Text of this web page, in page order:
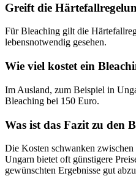
Greift die
Für Bleaching gilt die
lebensnotwendig gesehen.
Wie viel kostet ein
Im Ausland, zum Beispiel in
Bleaching bei 150 Euro.
Was ist das Fazit zu den
Die Kosten schwanken
Ungarn bietet oft günstigere
gewünschten Ergebnisse gut